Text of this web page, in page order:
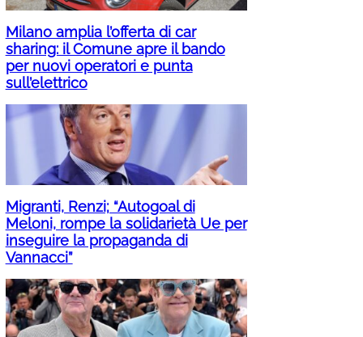
Milano amplia l’offerta di car
sharing: il Comune apre il bando
per nuovi operatori e punta
sull’elettrico
Migranti, Renzi; “Autogoal di
Meloni, rompe la solidarietà Ue per
inseguire la propaganda di
Vannacci”